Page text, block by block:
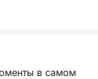
в самом